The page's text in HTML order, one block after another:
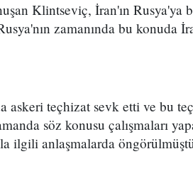
Klintseviç, İran'ın Rusya'ya
zamanında bu konuda
askeri teçhizat sevk etti ve bu
söz konusu çalışmaları
ilgili anlaşmalarda